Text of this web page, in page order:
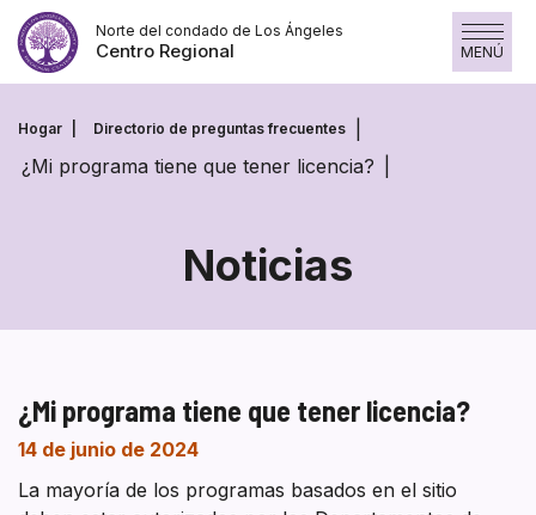
Saltar
contenido
Norte del condado de Los Ángeles
Centro Regional MENÚ
Hogar Directorio de preguntas frecuentes
¿Mi programa tiene que tener licencia?
Noticias
¿Mi programa tiene que tener licencia?
14 de junio de 2024
La mayoría de los programas basados en el sitio